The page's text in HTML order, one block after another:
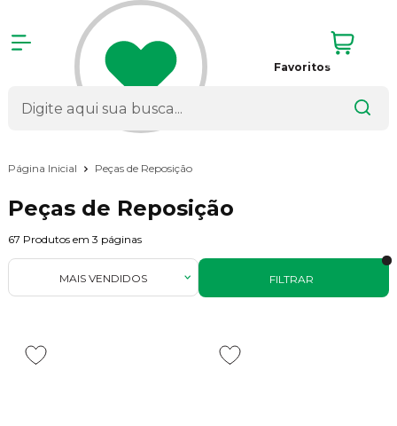
Favoritos
Página Inicial Peças de Reposição
Peças de Reposição
67 Produtos em 3 páginas
FILTRAR
MAIS VENDIDOS